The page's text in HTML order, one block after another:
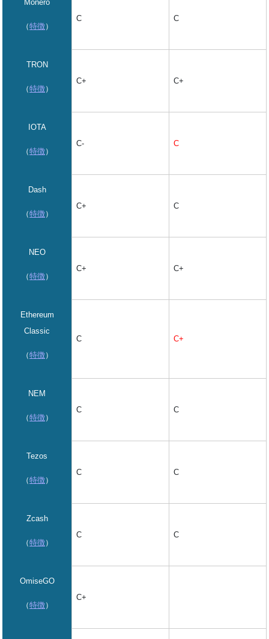
Monero
（特徴 ）
C C
TRON
（特徴 ）
C+ C+
IOTA
（特徴 ）
C- C
Dash
（特徴 ）
C+ C
NEO
（特徴 ）
C+ C+
Ethereum
Classic
（特徴 ）
C C+
NEM
（特徴 ）
C C
Tezos
（特徴 ）
C C
Zcash
（特徴 ）
C C
OmiseGO
（特徴 ）
C+